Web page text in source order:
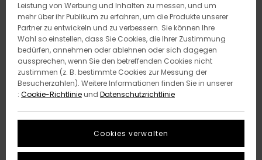
Leistung von Werbung und Inhalten zu messen, und um
mehr über ihr Publikum zu erfahren, um die Produkte unserer
Partner zu entwickeln und zu verbessern. Sie können Ihre
Wahl so einstellen, dass Sie Cookies, die Ihrer Zustimmung
bedürfen, annehmen oder ablehnen oder sich dagegen
aussprechen, wenn Sie den betreffenden Cookies nicht
zustimmen (z. B. bestimmte Cookies zur Messung der
Besucherzahlen). Weitere Informationen finden Sie in unserer
: Cookie-Richtlinieund Datenschutzrichtlinie
Cookies verwalten